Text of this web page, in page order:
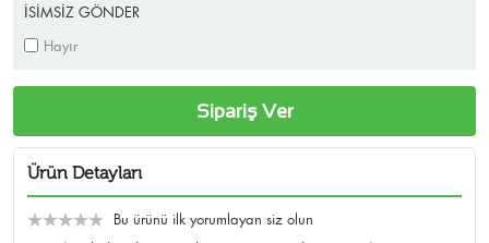
İSİMSİZ GÖNDER
Hayır
Sipariş Ver
Ürün Detayları
Bu ürünü ilk yorumlayan siz olun